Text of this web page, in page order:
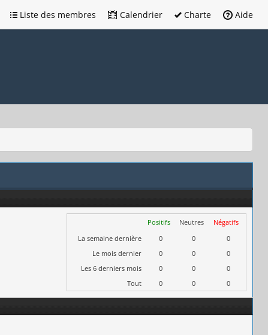
Liste des membres Calendrier Charte Aide
Positifs Neutres
Négatifs
La semaine dernière
0 0
0
Le mois dernier
0 0
0
Les 6 derniers mois
0 0
0
Tout
0 0 0